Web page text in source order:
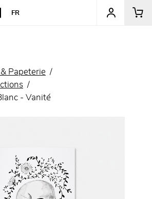
des boutiques de musées
FR
Papeterie
- Vanité